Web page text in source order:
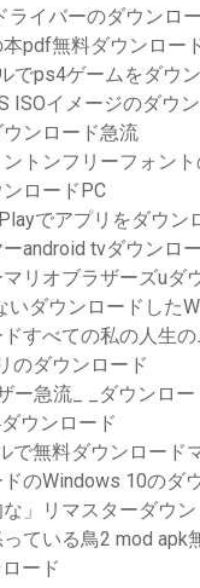
ライバーのダウンロ
pdf無料ダウンロー
でps4ゲームをダウ
ISOイメージのダウ
ンロード急流
トンフリーフォン
ロードPC
でアプリをダウン
android tvダウンロ
リオブラザーズuダ
いダウンロードした
すべての私の人生
のダウンロード
ー急流_ _ダウンロー
ウンロード
で無料ダウンロード
のWindows 10のダ
な」リマスターダウ
ている鳥2 mod apk
ード